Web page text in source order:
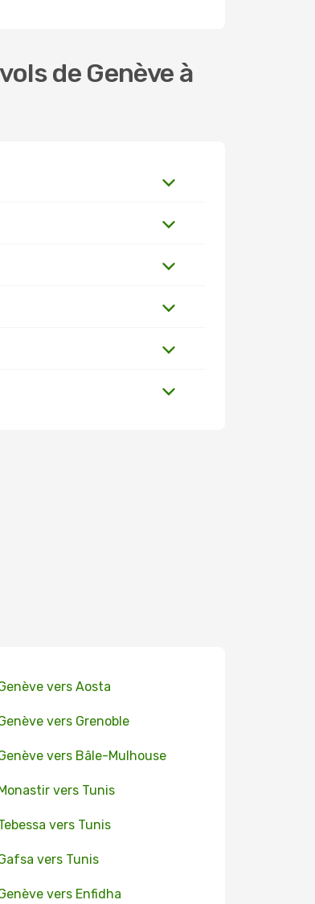
de Genève à
vers Aosta
vers Grenoble
vers Bâle-Mulhouse
vers Tunis
vers Tunis
vers Tunis
vers Enfidha